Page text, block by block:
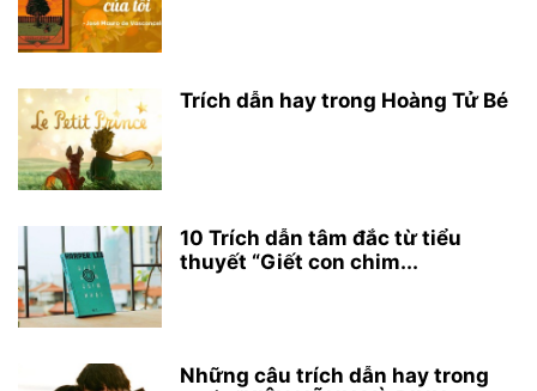
Trích dẫn hay trong Hoàng Tử Bé
10 Trích dẫn tâm đắc từ tiểu
thuyết “Giết con chim...
Những câu trích dẫn hay trong